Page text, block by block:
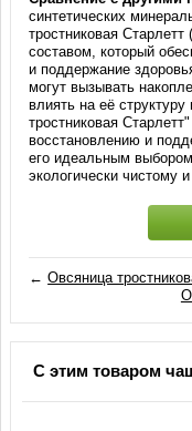
синтетических
тростниковая
составом, который
и поддержание
могут вызывать
влиять на её
тростниковая
восстановлению и
его идеальным
экологически чистому
←Овсяница
С этим товаром